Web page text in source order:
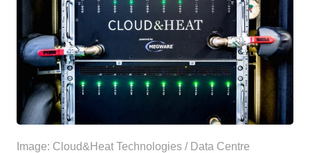
Image: Cloud&Heat Technologies / Data Centre